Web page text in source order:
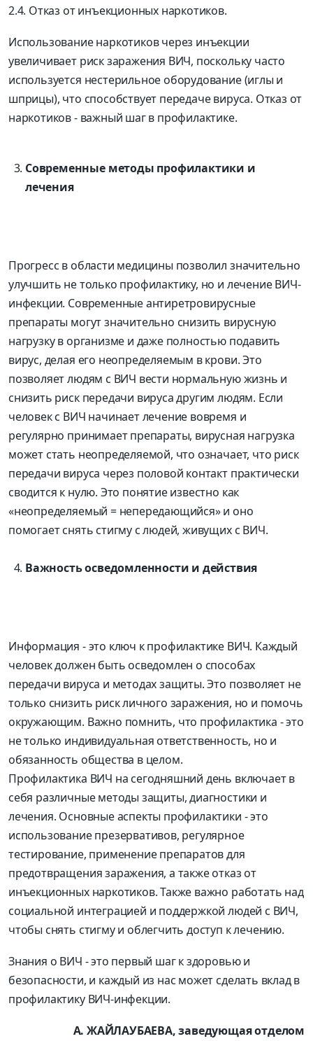
2.4. Отказ от инъекционных наркотиков.
Использование наркотиков через инъекции
увеличивает риск заражения ВИЧ, поскольку часто
используется нестерильное оборудование (иглы и
шприцы), что способствует передаче вируса. Отказ от
наркотиков - важный шаг в профилактике.
Современные методы профилактики и
лечения
Прогресс в области медицины позволил значительно
улучшить не только профилактику, но и лечение ВИЧ-
инфекции. Современные антиретровирусные
препараты могут значительно снизить вирусную
нагрузку в организме и даже полностью подавить
вирус, делая его неопределяемым в крови. Это
позволяет людям с ВИЧ вести нормальную жизнь и
снизить риск передачи вируса другим людям. Если
человек с ВИЧ начинает лечение вовремя и
регулярно принимает препараты, вирусная нагрузка
может стать неопределяемой, что означает, что риск
передачи вируса через половой контакт практически
сводится к нулю. Это понятие известно как
«неопределяемый = непередающийся» и оно
помогает снять стигму с людей, живущих с ВИЧ.
Важность осведомленности и действия
Информация - это ключ к профилактике ВИЧ. Каждый
человек должен быть осведомлен о способах
передачи вируса и методах защиты. Это позволяет не
только снизить риск личного заражения, но и помочь
окружающим. Важно помнить, что профилактика - это
не только индивидуальная ответственность, но и
обязанность общества в целом.
Профилактика ВИЧ на сегодняшний день включает в
себя различные методы защиты, диагностики и
лечения. Основные аспекты профилактики - это
использование презервативов, регулярное
тестирование, применение препаратов для
предотвращения заражения, а также отказ от
инъекционных наркотиков. Также важно работать над
социальной интеграцией и поддержкой людей с ВИЧ,
чтобы снять стигму и облегчить доступ к лечению.
Знания о ВИЧ - это первый шаг к здоровью и
безопасности, и каждый из нас может сделать вклад в
профилактику ВИЧ-инфекции.
А. ЖАЙЛАУБАЕВА, заведующая отделом